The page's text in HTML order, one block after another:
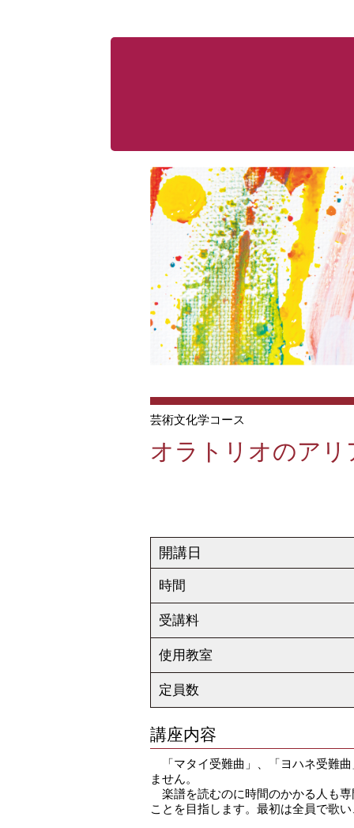
芸術文化学コース
オラトリオのア
開講日
時間
受講料
使用教室
定員数
講座内容
「マタイ受難曲」、「ヨハネ受難
ません。
楽譜を読むのに時間のかかる人も
ことを目指します。最初は全員で歌